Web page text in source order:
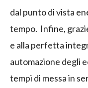
dal punto di vista
tempo. Infine,
e alla perfetta
automazione degli
tempi di messa in